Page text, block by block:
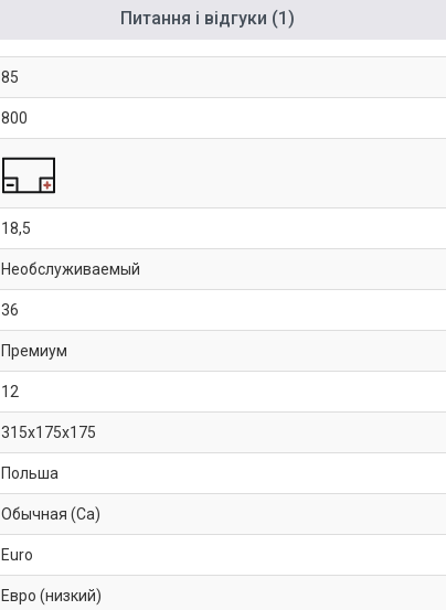
Питання і відгуки (1)
85
800
18,5
Необслуживаемый
36
Премиум
12
315x175x175
Польша
Обычная (Ca)
Euro
Евро (низкий)